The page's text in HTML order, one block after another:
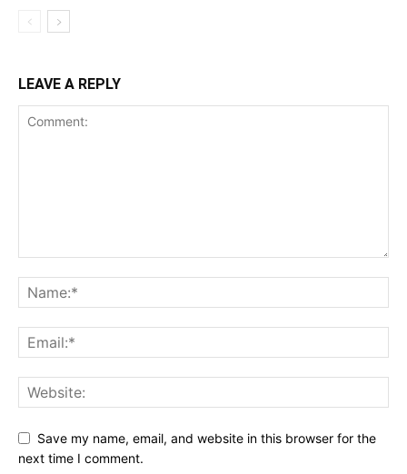
LEAVE A REPLY
Save my name, email, and website in this browser for the
next time I comment.